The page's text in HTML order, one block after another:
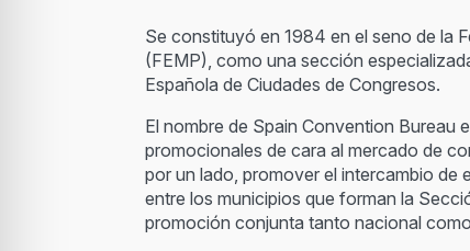
Se constituyó en 1984 en el seno de la
(FEMP), como una sección
Española de Ciudades de Congresos.
El nombre de Spain Convention Bureau
promocionales de cara al mercado de
por un lado, promover el intercambio
entre los municipios que forman la
promoción conjunta tanto nacional